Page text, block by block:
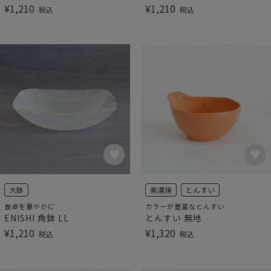
¥1,210 税込 ¥1,210 税込
大鉢
食卓を華やかに
ENISHI 角鉢 LL
¥1,210 税込
美濃焼 とんすい
カラーが豊富なとんすい
とんすい 無地
¥1,320 税込